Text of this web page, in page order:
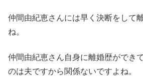
仲間由紀恵さんには早く決断をして
ね。
仲間由紀恵さん自身に離婚歴ができ
のは夫ですから関係ないですよね。